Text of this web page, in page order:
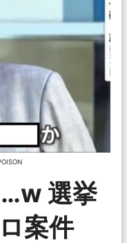
選挙
案件